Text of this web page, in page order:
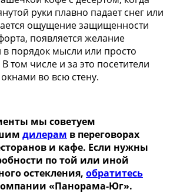
руки плавно падает снег или
ощущение защищенности
появляется желание
в порядок мысли или просто
В том числе и за это посетители
во всю стену.
мы советуем
дилерам в переговорах
и кафе. Если нужны
по той или иной
остекления, обратитесь
«Панорама-Юг».